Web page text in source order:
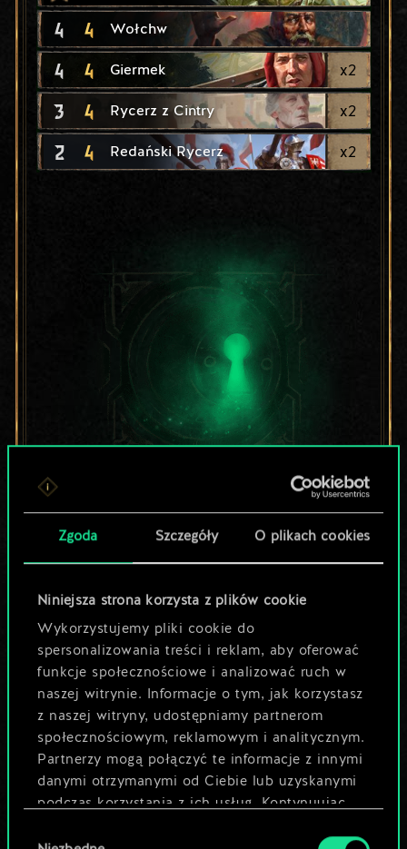
Zgoda Szczegóły O plikach cookies
Niniejsza strona korzysta z plików cookie
Wykorzystujemy pliki cookie do
spersonalizowania treści i reklam, aby oferować
funkcje społecznościowe i analizować ruch w
naszej witrynie. Informacje o tym, jak korzystasz
z naszej witryny, udostępniamy partnerom
społecznościowym, reklamowym i analitycznym.
Partnerzy mogą połączyć te informacje z innymi
danymi otrzymanymi od Ciebie lub uzyskanymi
podczas korzystania z ich usług. Kontynuując
4 4 Wołchw
4 4 Giermek x2
3 4 Rycerz z Cintry x2
2 4 Redański Rycerz x2
Lubisz grać tą talią?
Pomóż społeczności
odkryć jej
potencjał!
Nazwij talię i opisz swoją strategię
Edytuj talię
LUB